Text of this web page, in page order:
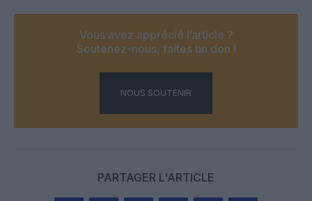
Vous avez apprécié l’article ?
Soutenez-nous, faites un don !
NOUS SOUTENIR
PARTAGER L'ARTICLE